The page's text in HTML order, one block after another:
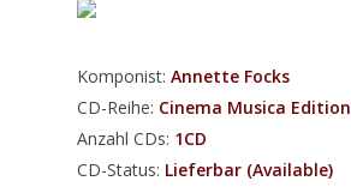
Komponist:Annette Focks
CD-Reihe: Cinema Musica Edition
Anzahl CDs: 1CD
CD-Status: Lieferbar (Available)